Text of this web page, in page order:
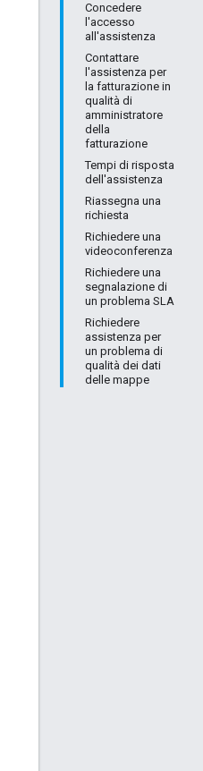
Concedere
l'accesso
all'assistenza
Contattare
l'assistenza per
la fatturazione in
qualità di
amministratore
della
fatturazione
Tempi di risposta
dell'assistenza
Riassegna una
richiesta
Richiedere una
videoconferenza
Richiedere una
segnalazione di
un problema SLA
Richiedere
assistenza per
un problema di
qualità dei dati
delle mappe